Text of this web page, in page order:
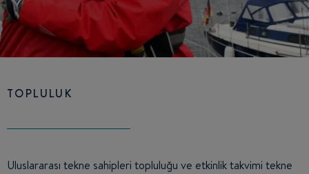
TOPLULUK
Uluslararası tekne sahipleri topluluğu ve etkinlik takvimi tekne